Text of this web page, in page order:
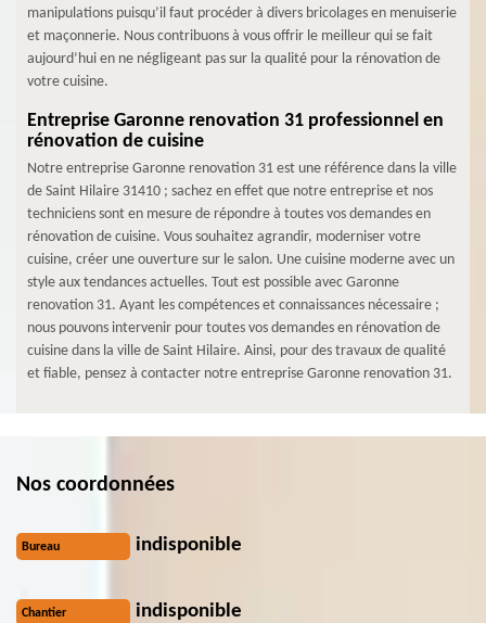
manipulations puisqu’il faut procéder à divers bricolages en menuiserie
et maçonnerie. Nous contribuons à vous offrir le meilleur qui se fait
aujourd’hui en ne négligeant pas sur la qualité pour la rénovation de
votre cuisine.
Entreprise Garonne renovation 31 professionnel en
rénovation de cuisine
Notre entreprise Garonne renovation 31 est une référence dans la ville
de Saint Hilaire 31410 ; sachez en effet que notre entreprise et nos
techniciens sont en mesure de répondre à toutes vos demandes en
rénovation de cuisine. Vous souhaitez agrandir, moderniser votre
cuisine, créer une ouverture sur le salon. Une cuisine moderne avec un
style aux tendances actuelles. Tout est possible avec Garonne
renovation 31. Ayant les compétences et connaissances nécessaire ;
nous pouvons intervenir pour toutes vos demandes en rénovation de
cuisine dans la ville de Saint Hilaire. Ainsi, pour des travaux de qualité
et fiable, pensez à contacter notre entreprise Garonne renovation 31.
Nos coordonnées
Bureau indisponible
Chantier indisponible